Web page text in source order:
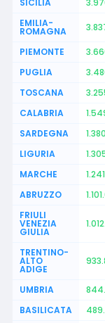
SICILIA
EMILIA-
ROMAGNA
PIEMONTE
PUGLIA
TOSCANA
CALABRIA
SARDEGNA
LIGURIA
MARCHE
ABRUZZO
FRIULI
VENEZIA
GIULIA
TRENTINO-
ALTO
ADIGE
UMBRIA
BASILICATA